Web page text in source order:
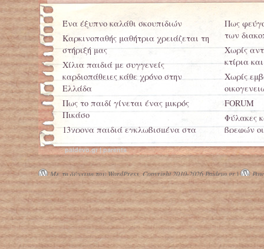
Ένα έξυπνο καλάθι σκουπιδιών
Καρκινοπαθής μαθήτρια χρειάζεται τη
στήριξή μας
Χίλια παιδιά με συγγενείς
καρδιοπάθειες κάθε χρόνο στην
Ελλάδα
Πως το παιδί γίνεται ένας μικρός
Πικάσο
13χρονα παιδιά εγκλωβισμένα στα
Πως
των
Χωρίς
κτίρια
Χωρίς
FORUM
Φύλακες
βρεφών
paidevo.gr | parents
Με τη δύναμη του WordPress. Copyright 2010-2026 Paidevo.gr |